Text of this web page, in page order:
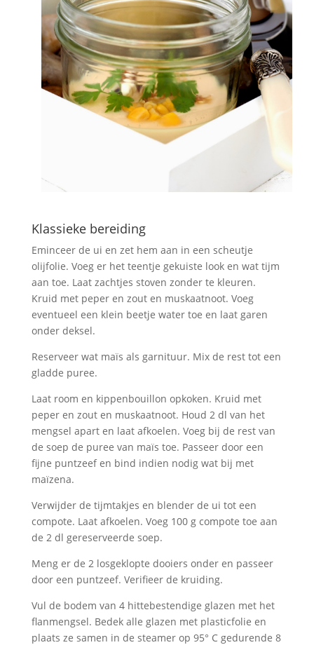
Klassieke bereiding
Eminceer de ui en zet hem aan in een scheutje
olijfolie. Voeg er het teentje gekuiste look en wat tijm
aan toe. Laat zachtjes stoven zonder te kleuren.
Kruid met peper en zout en muskaatnoot. Voeg
eventueel een klein beetje water toe en laat garen
onder deksel.
Reserveer wat maïs als garnituur. Mix de rest tot een
gladde puree.
Laat room en kippenbouillon opkoken. Kruid met
peper en zout en muskaatnoot. Houd 2 dl van het
mengsel apart en laat afkoelen. Voeg bij de rest van
de soep de puree van maïs toe. Passeer door een
fijne puntzeef en bind indien nodig wat bij met
maïzena.
Verwijder de tijmtakjes en blender de ui tot een
compote. Laat afkoelen. Voeg 100 g compote toe aan
de 2 dl gereserveerde soep.
Meng er de 2 losgeklopte dooiers onder en passeer
door een puntzeef. Verifieer de kruiding.
Vul de bodem van 4 hittebestendige glazen met het
flanmengsel. Bedek alle glazen met plasticfolie en
plaats ze samen in de steamer op 95° C gedurende 8